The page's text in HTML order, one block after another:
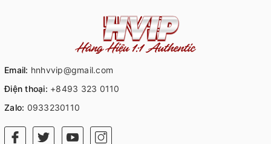
Email: hnhvvip@gmail.com
Điện thoại: +8493 323 0110
Zalo: 0933230110